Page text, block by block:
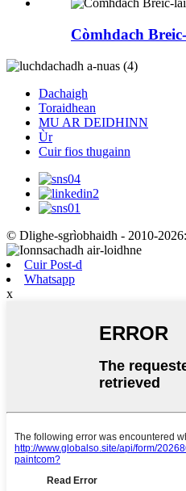
Còmhdach
Dachaigh
Toraidhean
MU AR DEIDHINN
Ùr
Cuir fios thugainn
© Dlighe-sgrìobhaidh - 2010-
Cuir Post-d
Whatsapp
x